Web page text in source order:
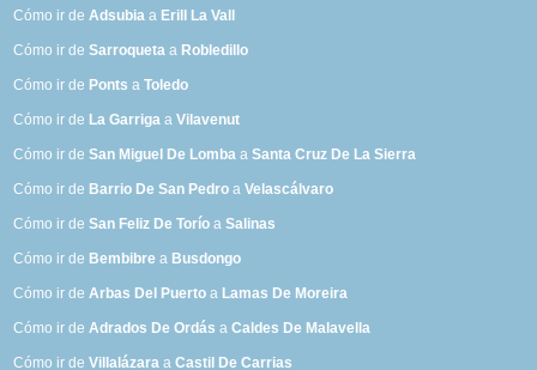
Cómo ir deAdsubia a Erill La Vall
Cómo ir deSarroqueta a Robledillo
Cómo ir de Ponts aToledo
Cómo ir de La Garriga aVilavenut
Cómo ir deSan Miguel De Lomba aSanta Cruz De La Sierra
Cómo ir de Barrio De San Pedro aVelascálvaro
Cómo ir deSan Feliz De Torío aSalinas
Cómo ir de Bembibre a Busdongo
Cómo ir deArbas Del Puerto a Lamas De Moreira
Cómo ir deAdrados De Ordás aCaldes De Malavella
Cómo ir deVillalázara aCastil De Carrias